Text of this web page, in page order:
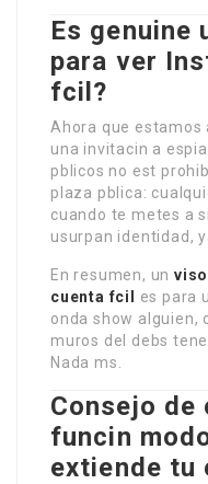
Es genuine
para ver
fcil?
Ahora que estamos
una invitacin a
pblicos no est
plaza pblica:
cuando te metes a
usurpan identidad,
En resumen, un
cuenta fcil
es para
onda show alguien,
muros del debs
Nada ms.
Consejo de
funcin
extiende tu